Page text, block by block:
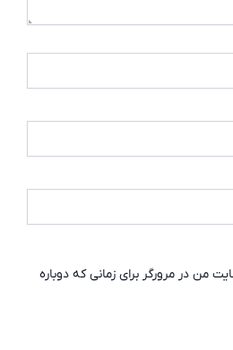
من در مرورگر برای زمانی که دوباره